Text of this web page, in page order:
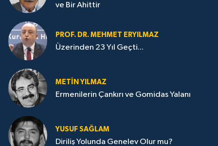
ve Bir Ahittir
PROF. DR. MEHMET ERYILMAZ
Üzerinden 23 Yıl Geçti...
METIN YILMAZ
Ermenilerin Çankırı ve Gomidas Yalanı
YUSUF SAĞLAM
Diriliş Yolunda Genelev Olur mu?